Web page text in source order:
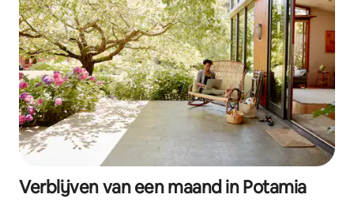
Verblijven van een maand in Potamia